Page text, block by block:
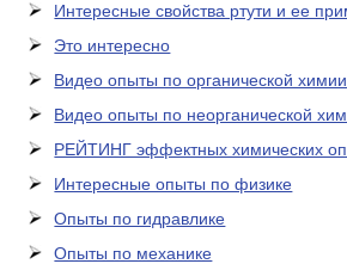
Интересные свойства ртути и ее
Это интересно
Видео опыты по органической химии
Видео опыты по неорганической
РЕЙТИНГ эффектных химических
Интересные опыты по физике
Опыты по гидравлике
Опыты по механике